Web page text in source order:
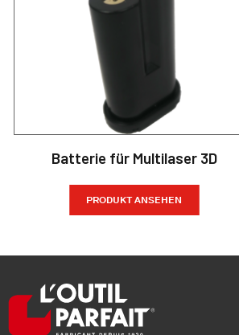
Batterie für Multilaser 3D
PRODUKT ANSEHEN